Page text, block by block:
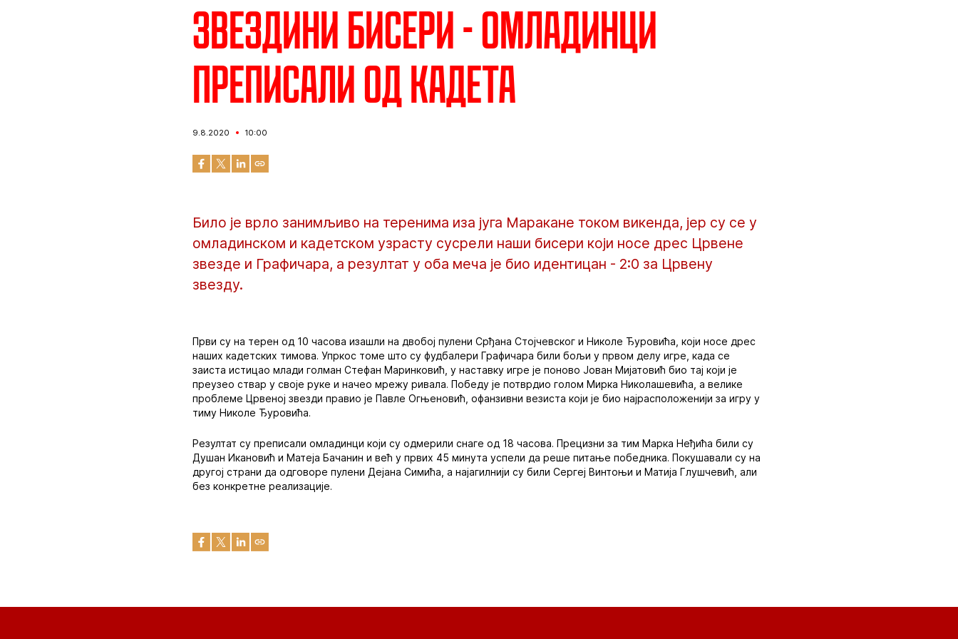
Звездини бисери - Омладинци
преписали од кадета
9.8.2020 10:00
Било је врло занимљиво на теренима иза југа Маракане током викенда, јер су се у
омладинском и кадетском узрасту сусрели наши бисери који носе дрес Црвене
звезде и Графичара, а резултат у оба меча је био идентицан - 2:0 за Црвену
звезду.
Први су на терен од 10 часова изашли на двобој пулени Срђана Стојчевског и Николе Ђуровића, који носе дрес
наших кадетских тимова. Упркос томе што су фудбалери Графичара били бољи у првом делу игре, када се
заиста истицао млади голман Стефан Маринковић, у наставку игре је поново Јован Мијатовић био тај који је
преузео ствар у своје руке и начео мрежу ривала. Победу је потврдио голом Мирка Николашевића, а велике
проблеме Црвеној звезди правио је Павле Огњеновић, офанзивни везиста који је био најрасположенији за игру у
тиму Николе Ђуровића.
Резултат су преписали омладинци који су одмерили снаге од 18 часова. Прецизни за тим Марка Неђића били су
Душан Икановић и Матеја Бачанин и већ у првих 45 минута успели да реше питање победника. Покушавали су на
другој страни да одговоре пулени Дејана Симића, а најагилнији су били Сергеј Винтоњи и Матија Глушчевић, али
без конкретне реализације.